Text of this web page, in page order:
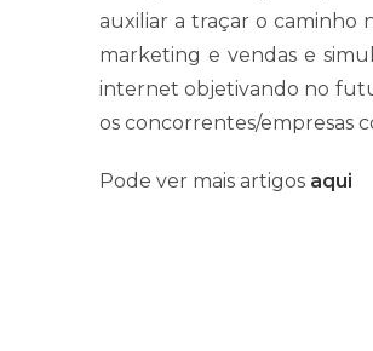
auxiliar a traçar o caminho
marketing e vendas e
internet objetivando no
os concorrentes/empresas
Pode ver mais artigos aqui